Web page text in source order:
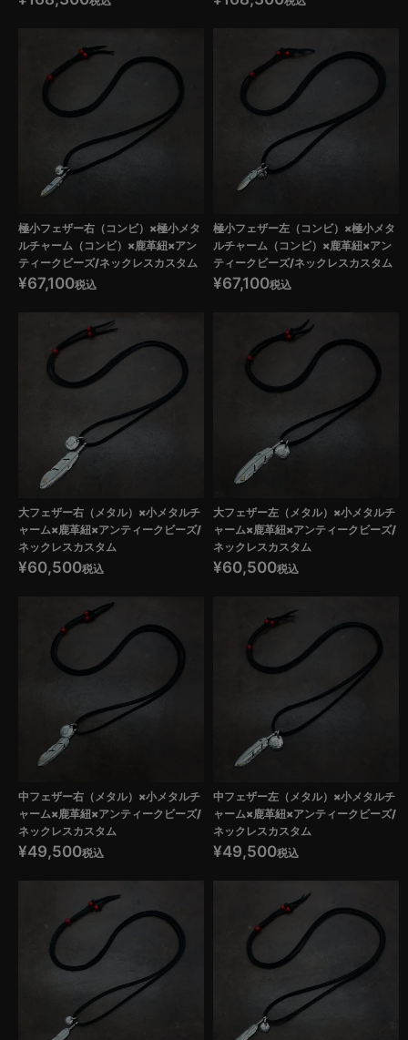
極小フェザー右（コンビ）×極小メタ
ルチャーム（コンビ）×鹿革紐×アン
ティークビーズ/ネックレスカスタム
¥67,100税込
極小フェザー左（コンビ）×極小メタ
ルチャーム（コンビ）×鹿革紐×アン
ティークビーズ/ネックレスカスタム
¥67,100税込
大フェザー右（メタル）×小メタルチ
ャーム×鹿革紐×アンティークビーズ/
ネックレスカスタム
¥60,500税込
大フェザー左（メタル）×小メタルチ
ャーム×鹿革紐×アンティークビーズ/
ネックレスカスタム
¥60,500税込
中フェザー右（メタル）×小メタルチ
ャーム×鹿革紐×アンティークビーズ/
ネックレスカスタム
¥49,500税込
中フェザー左（メタル）×小メタルチ
ャーム×鹿革紐×アンティークビーズ/
ネックレスカスタム
¥49,500税込